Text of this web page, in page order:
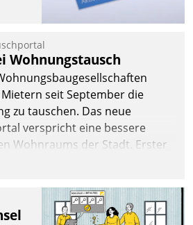
Wohnungstausch
seit September die
zu tauschen. Das neue
verspricht eine bessere
Wohnraums der Stadt. Erster
Lösung API-Hub mit